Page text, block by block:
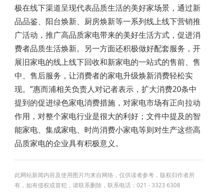
极在线下渠道呈现代表品质生活的美好家场景，通过新
品品鉴、阳台焕新、厨房焕新等一系列线上线下营销推
广活动，推广高品质家电带来的美好生活方式，促进消
费者品质生活焕新。另一方面还积极做好配套服务，开
展旧家电的线上线下回收和新家电的一站式的售前、售
中、售后服务，让消费者的家电升级焕新消费轻松实
现。”惠而浦相关负责人对记者表示，扩大消费20条中
提到的促进绿色家电消费措施，对家电市场有正向拉动
作用，对整个家电行业是很大的利好；文件中提及的智
能家电、集成家电、时尚消费小家电等则对生产这些高
品质家电的企业具有积极意义。
此网站新闻内容及使用图片均来自网络，仅供读者参考，版权归作者所
有，如有侵权或冒犯，请联系删除，联系电话：021 - 3323 6308